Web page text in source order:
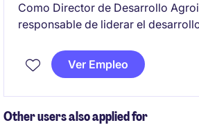
Como Director de Desarrollo
responsable de liderar el
capacidades operativas,
relacionamiento con actores del
Ver Empleo
Other users also applied for